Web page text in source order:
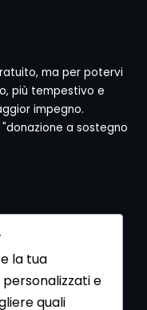
ma per potervi
più tempestivo e
impegno.
a sostegno
la tua
e
quali